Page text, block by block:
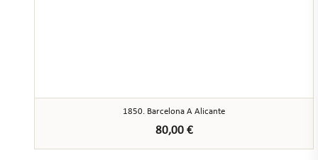
1850. Barcelona A Alicante
80,00 €